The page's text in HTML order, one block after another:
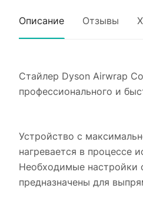
Описание Отзывы
Стайлер Dyson Airwrap
профессионального и
Устройство с
нагревается в процессе
Необходимые настройки
предназначены для